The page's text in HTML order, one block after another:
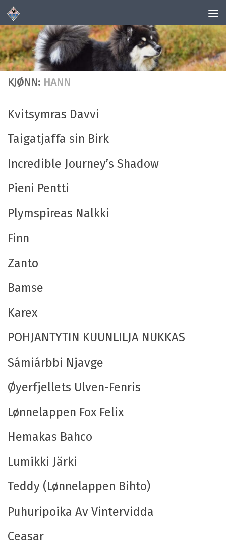
Skip to content
KJØNN: HANN
Kvitsymras Davvi
Taigatjaffa sin Birk
Incredible Journey’s Shadow
Pieni Pentti
Plymspireas Nalkki
Finn
Zanto
Bamse
Karex
POHJANTYTIN KUUNLILJA NUKKAS
Sámiárbbi Njavge
Øyerfjellets Ulven-Fenris
Lønnelappen Fox Felix
Hemakas Bahco
Lumikki Järki
Teddy (Lønnelappen Bihto)
Puhuripoika Av Vintervidda
Ceasar